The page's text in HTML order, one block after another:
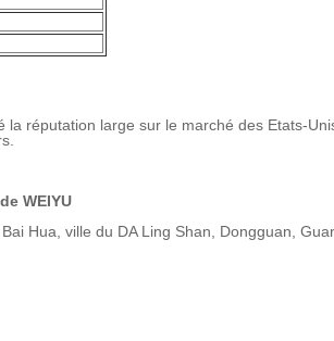
réputation large sur le marché des Etats-
WEIYU
Hua, ville du DA Ling Shan, Dongguan,